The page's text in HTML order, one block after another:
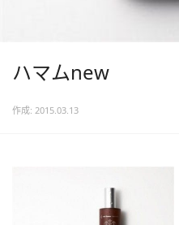
ハマムnew
作成: 2015.03.13